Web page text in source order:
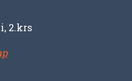
2.krs